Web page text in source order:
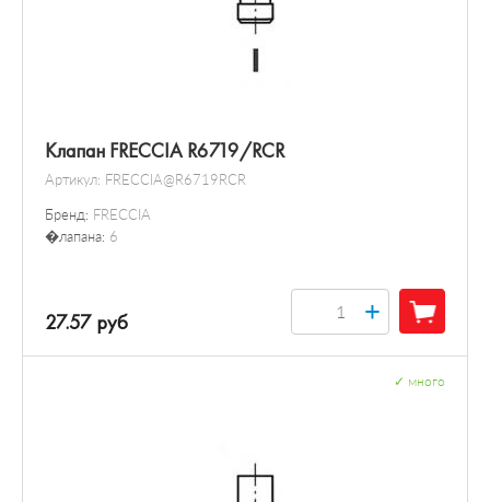
Клапан FRECCIA R6719/RCR
Артикул: FRECCIA@R6719RCR
Бренд: FRECCIA
�лапана: 6
27.57 руб +
много